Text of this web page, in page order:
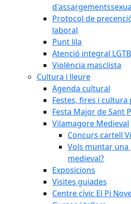
Protocol de
laboral
Punt lila
Atenció integral
Violència masclista
Cultura i lleure
Agenda cultural
Festes, fires i
Festa Major de Sant
Vilamagore Medieval
Concurs cartell
Vols muntar
medieval?
Exposicions
Visites guiades
Centre cívic El Pi